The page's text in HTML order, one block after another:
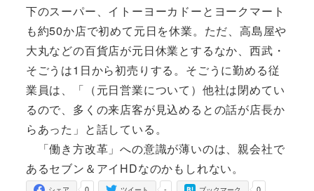
下のスーパー、イトーヨーカドーとヨークマート
も約50か店で初めて元日を休業。ただ、高島屋や
大丸などの百貨店が元日休業とするなか、西武・
そごうは1日から初売りする。そごうに勤める従
業員は、「（元日営業について）他社は閉めてい
るので、多くの来店客が見込めるとの話が店長か
らあった」と話している。
「働き方改革」への意識が薄いのは、親会社で
あるセブン＆アイHDなのかもしれない。
0 - 0